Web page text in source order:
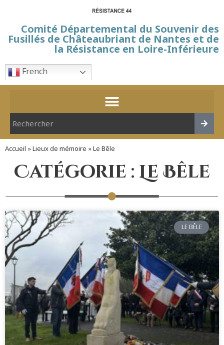
Comité Départemental du Souvenir des
Fusillés de Châteaubriant de Nantes et de
la Résistance en Loire-Inférieure
French
Accueil »Lieux de mémoire »Le Bêle
Catégorie : Le Bêle
LE BÊLE